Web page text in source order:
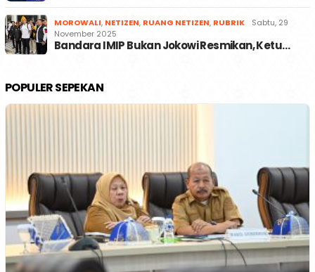
MOROWALI, NETIZEN, RUANG NETIZEN, RUBRIK
Sabtu, 29
November 2025
Bandara IMIP Bukan Jokowi Resmikan, Ketu…
POPULER SEPEKAN